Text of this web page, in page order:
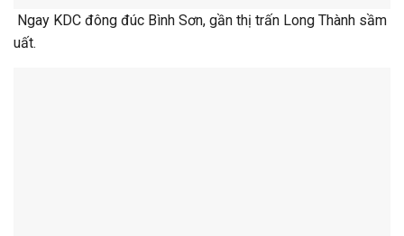
Ngay KDC đông đúc Bình Sơn, gần thị trấn Long Thành sầm
uất.